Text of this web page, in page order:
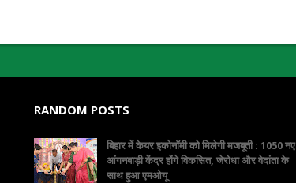
RANDOM POSTS
बिहार में केयर इकोनॉमी को मिलेगी मजबूती : 1050 नए
आंगनबाड़ी केंद्र होंगे विकसित, जेरोधा और वेदांता के
साथ हुआ एमओयू